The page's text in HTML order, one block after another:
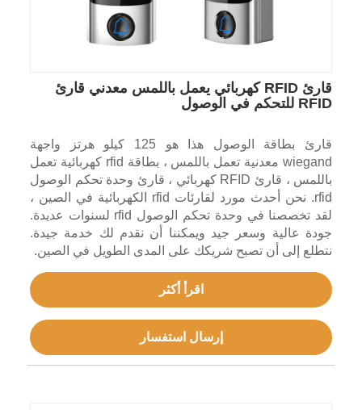
قارئ RFID كهربائي يعمل باللمس معدني قارئ
RFID للتحكم في الوصول
قارئ بطاقة الوصول هذا هو 125 كيلو هرتز واجهة
wiegand معدنية تعمل باللمس ، بطاقة rfid كهربائية تعمل
باللمس ، قارئ RFID كهربائي ، قارئ وحدة تحكم الوصول
rfid. نحن أحدث مورد لقارئات rfid الكهربائية في الصين ،
لقد تخصصنا في وحدة تحكم الوصول rfid لسنوات عديدة.
جودة عالية وسعر جيد ويمكننا أن نقدم لك خدمة جيدة.
نتطلع إلى أن تصبح شريكك على المدى الطويل في الصين.
اقرأ أكثر
إرسال استفسار